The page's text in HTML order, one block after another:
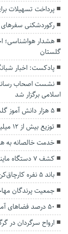
پرداخت تسهیلات برای ساخت بیش از
رکوردشکنی
هشدار هواشناسی؛
گلستان
پادکست: اخبار
نشست اصحاب رسانه
اسلامی برگزار شد
۵ هزار دانش آموز گلستانی از آموزش های دادرس برخوردار شدند
توزیع بیش از ۱۲ میلیون قوطی شیرخشک رگولار در آذرماه
خدمت خالصانه به
کشف 7 دستگاه ماينر در گنبدكاووس
باند ۵ نفره کارچاق‌کن‌ها در گلستان به دام افتادند
جمعیت پرندگان
۵۰ درصد فضاهای آموزشی گنبدکاووس فرسوده است
ارواح سرگردان در